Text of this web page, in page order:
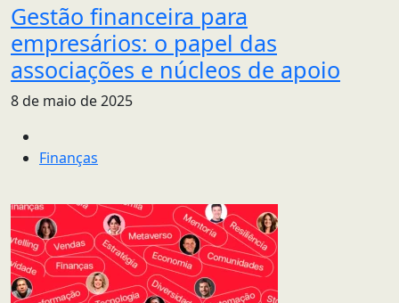
Gestão financeira para
empresários: o papel das
associações e núcleos de apoio
8 de maio de 2025
Finanças